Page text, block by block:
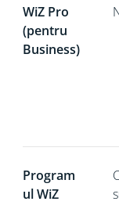
WiZ Pro
(pentru
Business)
Program
ul WiZ